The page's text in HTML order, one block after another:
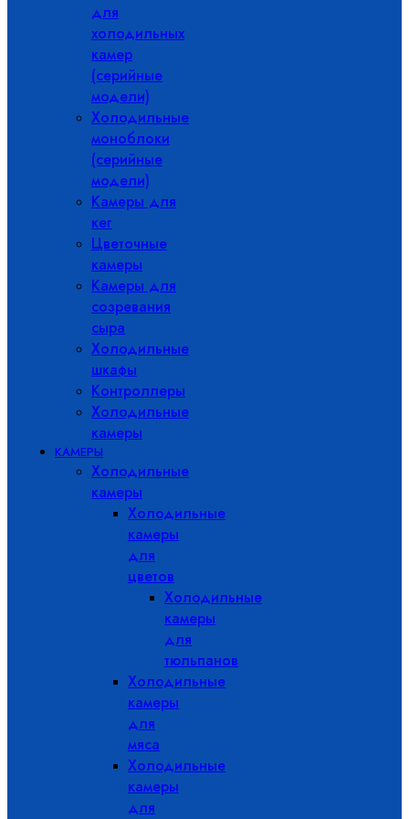
для
холодильных
камер
(серийные
модели)
Холодильные
моноблоки
(серийные
модели)
Камеры для
кег
Цветочные
камеры
Камеры для
созревания
сыра
Холодильные
шкафы
Контроллеры
Холодильные
камеры
КАМЕРЫ
Холодильные
камеры
Холодильные
камеры
для
цветов
Холодильные
камеры
для
тюльпанов
Холодильные
камеры
для
мяса
Холодильные
камеры
для